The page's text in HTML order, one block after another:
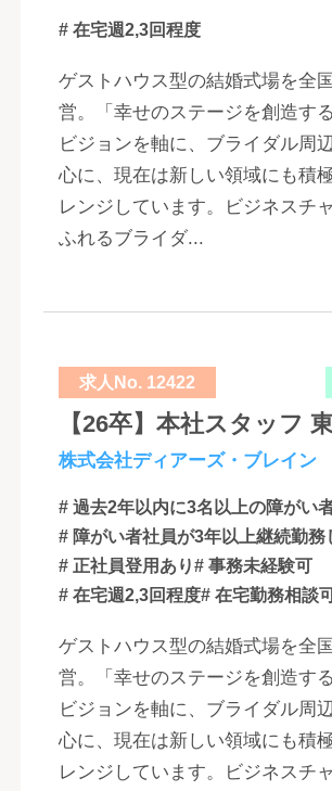
# 在宅週2,3回程度
ゲストハウス型の結婚式場を全
営。「幸せのステージを創造す
ビジョンを軸に、ブライダル周
心に、現在は新しい領域にも積
レンジしています。ビジネスチ
ふれるブライダ...
求人No. 12422
【26卒】本社スタッフ
株式会社ディアーズ・ブレイン
# 過去2年以内に3名以上の障がい
# 障がい者社員が3年以上継続勤務
# 正社員登用あり# 事務未経験可
# 在宅週2,3回程度# 在宅勤務相談
ゲストハウス型の結婚式場を全
営。「幸せのステージを創造す
ビジョンを軸に、ブライダル周
心に、現在は新しい領域にも積
レンジしています。ビジネスチ